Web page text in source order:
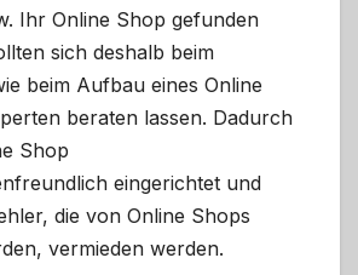
Ihr Online Shop gefunden
sich deshalb beim
beim Aufbau eines Online
beraten lassen. Dadurch
Shop
eingerichtet und
die von Online Shops
vermieden werden.